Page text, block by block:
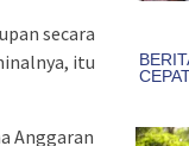
secara
itu
Anggaran